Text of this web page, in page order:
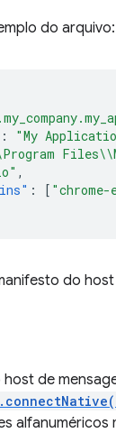
do arquivo:
: "My
,
: [ "chrome-
do
host de
alfanuméricos